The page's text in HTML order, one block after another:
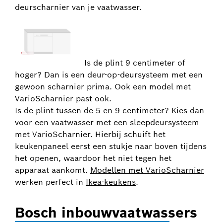
deurscharnier van je vaatwasser.
Is de plint 9 centimeter of
hoger? Dan is een deur-op-deursysteem met een
gewoon scharnier prima. Ook een model met
VarioScharnier past ook.
Is de plint tussen de 5 en 9 centimeter? Kies dan
voor een vaatwasser met een sleepdeursysteem
met VarioScharnier. Hierbij schuift het
keukenpaneel eerst een stukje naar boven tijdens
het openen, waardoor het niet tegen het
apparaat aankomt. Modellen met VarioScharnier
werken perfect in Ikea-keukens.
Bosch inbouwvaatwassers